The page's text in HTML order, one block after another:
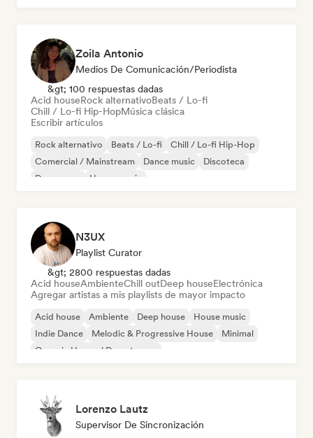
Zoila Antonio
Medios De Comunicación/Periodista
&gt; 100 respuestas dadas
Acid houseRock alternativoBeats / Lo-fi
Chill / Lo-fi Hip-HopMúsica clásica
Escribir artículos
Rock alternativo Beats / Lo-fi
Chill / Lo-fi Hip-Hop
Comercial / Mainstream
Dance music
Discoteca
Dream pop
House music
N3UX
Playlist Curator
&gt; 2800 respuestas dadas
Acid houseAmbienteChill outDeep houseElectrónica
Agregar artistas a mis playlists de mayor impacto
Acid house Ambiente Deep house
House music
Indie Dance
Melodic & Progressive House
Minimal
Organic House / Downtempo
Lorenzo Lautz
Supervisor De Sincronización